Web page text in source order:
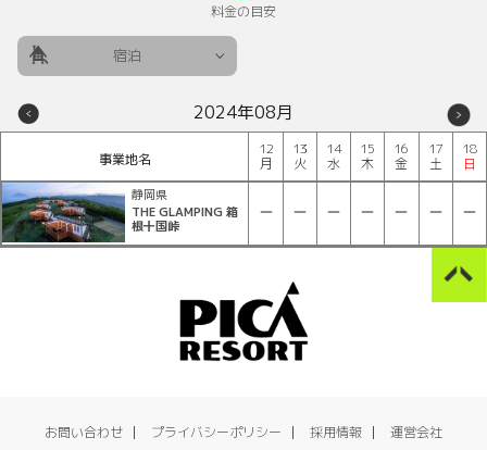
料金の目安
宿泊
2024年08月
事業地名
12
月
13
火
14
水
15
木
16
金
17
土
18
日
静岡県
THE GLAMPING 箱
根十国峠
お問い合わせ プライバシーポリシー 採用情報 運営会社